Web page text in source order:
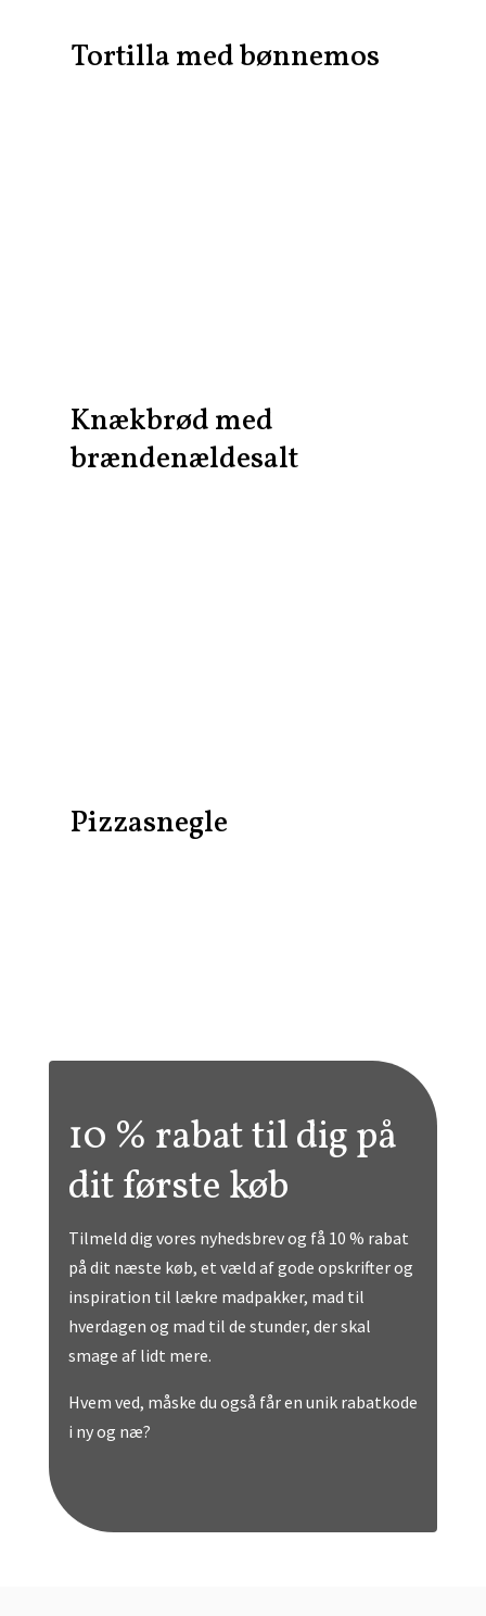
Tortilla med bønnemos
Knækbrød med
brændenældesalt
Pizzasnegle
​10 % rabat til dig på
dit første køb
Tilmeld dig vores nyhedsbrev og få 10 % rabat
på dit næste køb, et væld af gode opskrifter og
inspiration til lækre madpakker, mad til
hverdagen og mad til de stunder, der skal
smage af lidt mere.
Hvem ved, måske du også får en unik rabatkode
i ny og næ?